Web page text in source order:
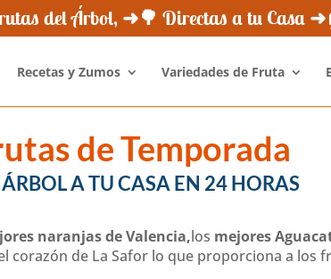
del Árbol, ➜🌳 Directas a tu Casa
¿Quiénes Somos? Novedades Newsletter
Recetas y Zumos Variedades de Fruta
de Temporada
A TU CASA EN 24 HORAS
naranjas de Valencia,los mejores
corazón de La Safor lo que proporciona a los